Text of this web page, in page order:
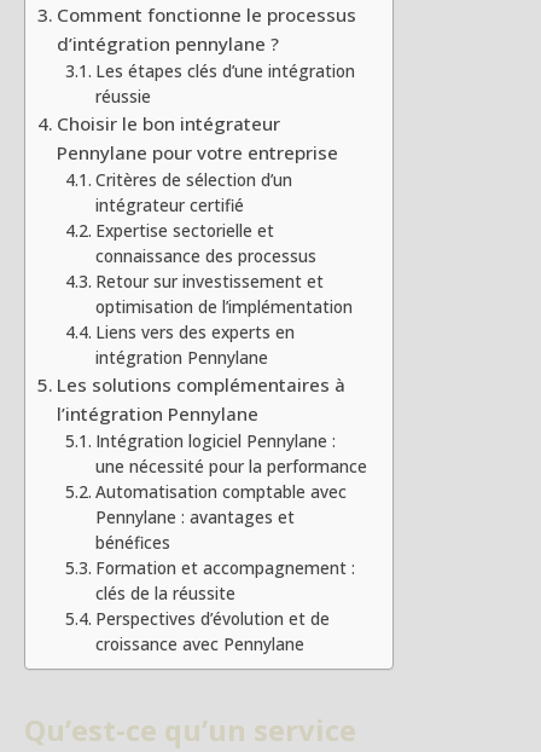
Comment fonctionne le processus
d’intégration pennylane ?
Les étapes clés d’une intégration
réussie
Choisir le bon intégrateur
Pennylane pour votre entreprise
Critères de sélection d’un
intégrateur certifié
Expertise sectorielle et
connaissance des processus
Retour sur investissement et
optimisation de l’implémentation
Liens vers des experts en
intégration Pennylane
Les solutions complémentaires à
l’intégration Pennylane
Intégration logiciel Pennylane :
une nécessité pour la performance
Automatisation comptable avec
Pennylane : avantages et
bénéfices
Formation et accompagnement :
clés de la réussite
Perspectives d’évolution et de
croissance avec Pennylane
Qu’est-ce qu’un service